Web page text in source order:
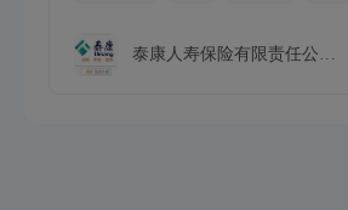
泰康人寿保险有限责任公司深圳分